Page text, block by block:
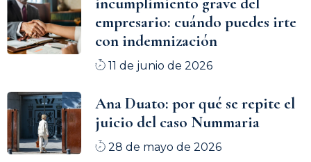
empresario: cuándo puedes irte
con indemnización
11 de junio de 2026
Ana Duato: por qué se repite el
juicio del caso Nummaria
28 de mayo de 2026